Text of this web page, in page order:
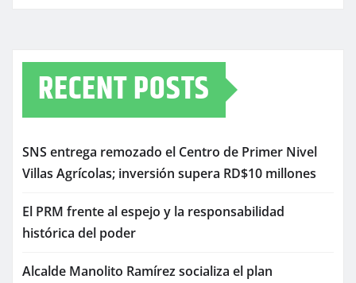
RECENT POSTS
SNS entrega remozado el Centro de Primer Nivel
Villas Agrícolas; inversión supera RD$10 millones
El PRM frente al espejo y la responsabilidad
histórica del poder
Alcalde Manolito Ramírez socializa el plan